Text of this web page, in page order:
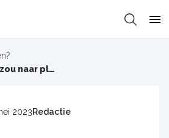
Zoeken
Kasper van der Laan zou naar plastic loeien als een koe
2023Redactie